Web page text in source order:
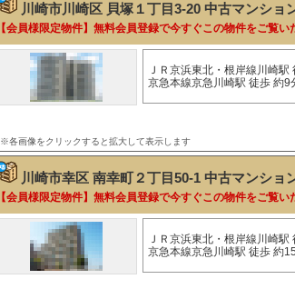
川崎市川崎区 貝塚１丁目3-20 中古マンショ
【会員様限定物件】無料会員登録で今すぐこの物件をご覧い
ＪＲ京浜東北・根岸線川崎駅
京急本線京急川崎駅 徒歩 約9
※各画像をクリックすると拡大して表示します
川崎市幸区 南幸町２丁目50-1 中古マンショ
【会員様限定物件】無料会員登録で今すぐこの物件をご覧い
ＪＲ京浜東北・根岸線川崎駅
京急本線京急川崎駅 徒歩 約